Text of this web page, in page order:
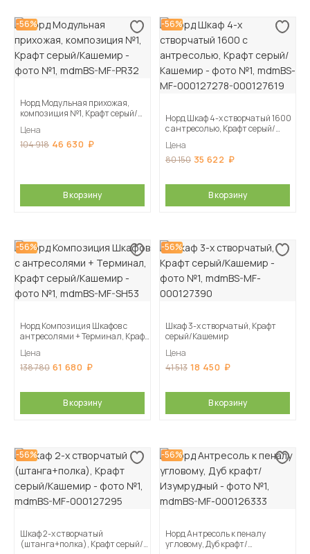
-56%
Норд Модульная прихожая,
композиция №1, Крафт серый/
Цена
104 918 46 630
В корзину
-56%
Норд Шкаф 4-х створчатый 1600
с антресолью, Крафт серый/
Цена
80 150 35 622
В корзину
-56%
Норд Композиция Шкафов с
антресолями + Терминал, Крафт
Цена
138 780 61 680
В корзину
-56%
Шкаф 3-х створчатый, Крафт
серый/Кашемир
Цена
41 513 18 450
В корзину
-56%
Шкаф 2-х створчатый
(штанга+полка), Крафт серый/
-56%
Норд Антресоль к пеналу
угловому, Дуб крафт/